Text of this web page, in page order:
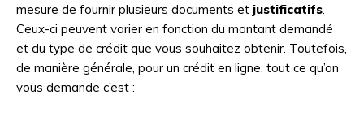
mesure de fournir plusieurs documents et justificatifs
Ceux-ci peuvent varier en fonction du montant demandé
et du type de crédit que vous souhaitez obtenir. Toutefois,
de manière générale, pour un crédit en ligne, tout ce qu’on
vous demande c’est :